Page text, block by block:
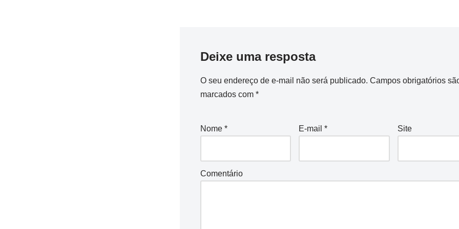
Deixe uma resposta
O seu endereço de e-mail não será publicado. Campos obrigatórios
marcados com*
Nome* E-mail* Site
Comentário